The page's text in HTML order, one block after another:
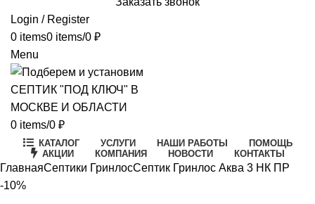
Login / Register
0 items0 items/0 ₽
Menu
0 items/0 ₽
КАТАЛОГ УСЛУГИ НАШИ РАБОТЫ
ПОМОЩЬ
АКЦИИ
КОМПАНИЯ НОВОСТИ КОНТАКТЫ
ГлавнаяСептики ГринлосСептик Гринлос Аква 3 НК ПР
-10%